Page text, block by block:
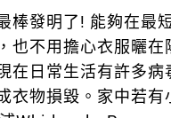
棒發明了! 能夠在最
也不用擔心衣服曬
在日常生活有許多
衣物損毀。家中若